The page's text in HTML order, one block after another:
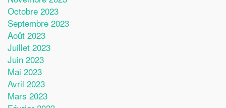
Octobre 2023
Septembre 2023
Août 2023
Juillet 2023
Juin 2023
Mai 2023
Avril 2023
Mars 2023